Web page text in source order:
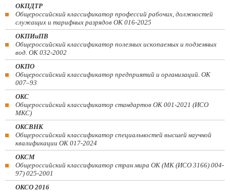
ОКПДТР
Общероссийский классификатор профессий рабочих, должностей
служащих и тарифных разрядов ОК 016-2025
ОКПИиПВ
Общероссийский классификатор полезных ископаемых и подземных
вод. ОК 032-2002
ОКПО
Общероссийский классификатор предприятий и организаций. ОК
007–93
ОКС
Общероссийский классификатор стандартов ОК 001-2021 (ИСО
МКС)
ОКСВНК
Общероссийский классификатор специальностей высшей научной
квалификации ОК 017-2024
ОКСМ
Общероссийский классификатор стран мира ОК (МК (ИСО 3166) 004-
97) 025-2001
ОКСО 2016